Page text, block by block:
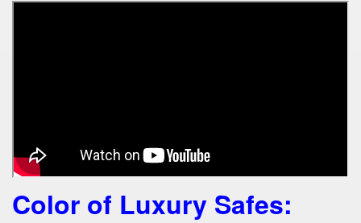
Color of Luxury Safes: